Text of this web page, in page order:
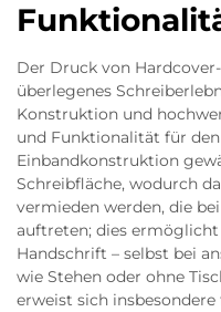
Der Druck von
überlegenes
Konstruktion und
und Funktionalität für
Einbandkonstruktion
Schreibfläche, wodurch
vermieden werden, die
auftreten; dies
Handschrift – selbst bei
wie Stehen oder ohne
erweist sich